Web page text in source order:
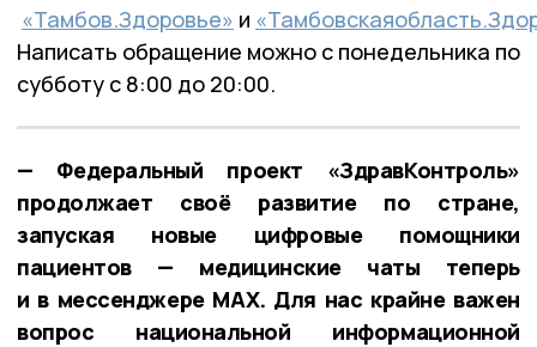
«Тамбов.Здоровье» и
Написать обращение можно с понедельника по
субботу с 8:00 до 20:00.
— Федеральный проект «ЗдравКонтроль»
продолжает своё развитие по стране,
запуская новые цифровые помощники
пациентов — медицинские чаты теперь
и в мессенджере MAX. Для нас крайне важен
вопрос национальной информационной